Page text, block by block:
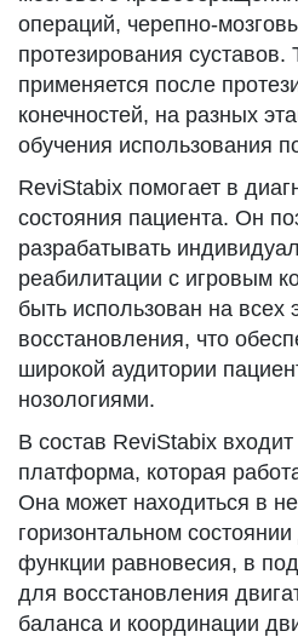
операций, черепно-
протезирования
применяется после
конечностей, на разных
обучения использования
ReviStabix помогает в
состояния пациента. Он
разрабатывать
реабилитации с игровым
быть использован на всех
восстановления, что
широкой аудитории
нозологиями.
В состав ReviStabix
платформа, которая
Она может находиться в
горизонтальном
функции равновесия, в
для восстановления
баланса и координации